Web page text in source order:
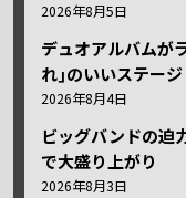
2026年8月5日
デュオアルバムが
れ｣のいいステージ
2026年8月4日
ビッグバンドの迫
で大盛り上がり
2026年8月3日